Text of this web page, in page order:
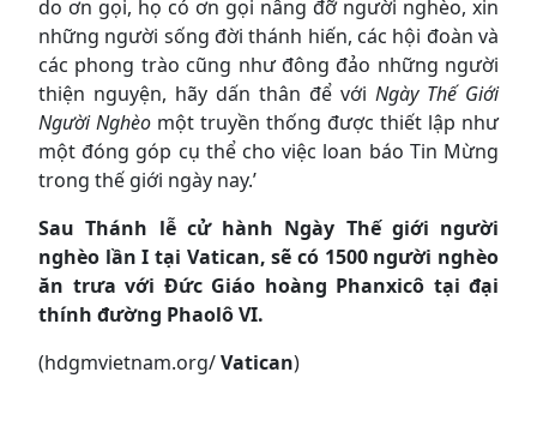
do ơn gọi, họ có ơn gọi nâng đỡ người nghèo, xin
những người sống đời thánh hiến, các hội đoàn và
các phong trào cũng như đông đảo những người
thiện nguyện, hãy dấn thân để với Ngày Thế Giới
Người Nghèo một truyền thống được thiết lập như
một đóng góp cụ thể cho việc loan báo Tin Mừng
trong thế giới ngày nay.’
Sau Thánh lễ cử hành Ngày Thế giới người
nghèo lần I tại Vatican, sẽ có 1500 người nghèo
ăn trưa với Đức Giáo hoàng Phanxicô tại đại
thính đường Phaolô VI.
(hdgmvietnam.org/Vatican)